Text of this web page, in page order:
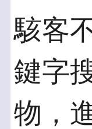
駭客
鍵字
物，